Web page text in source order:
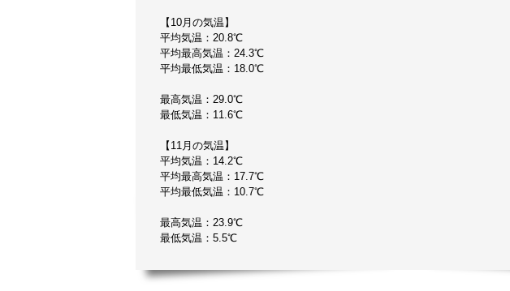
【10月の気温】
平均気温：20.8℃
平均最高気温：24.3℃
平均最低気温：18.0℃
最高気温：29.0℃
最低気温：11.6℃
【11月の気温】
平均気温：14.2℃
平均最高気温：17.7℃
平均最低気温：10.7℃
最高気温：23.9℃
最低気温：5.5℃